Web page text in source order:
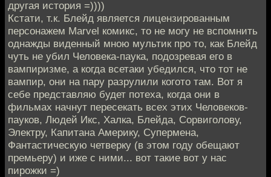
другая история =))))
Кстати, т.к. Блейд является лицензированным
персонажем Marvel комикс, то не могу не вспомнить
однажды виденный мною мультик про то, как Блейд
чуть не убил Человека-паука, подозревая его в
вампиризме, а когда всетаки убедился, что тот не
вампир, они на пару разрулили когото там. Вот я
себе представляю будет потеха, когда они в
фильмах начнут пересекать всех этих Человеков-
пауков, Людей Икс, Халка, Блейда, Сорвиголову,
Электру, Капитана Америку, Супермена,
Фантастическую четверку (в этом году обещают
премьеру) и иже с ними... вот такие вот у нас
пирожки =)